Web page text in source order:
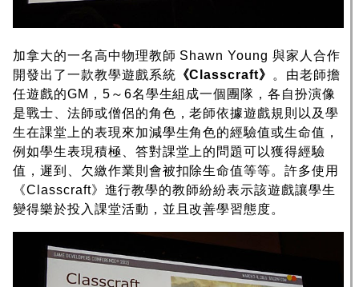
加拿大的一名高中物理教師 Shawn Young 與家人合作
開發出了一款教學遊戲系統 《Classcraft》 。由老師擔
任遊戲的GM，5～6名學生組成一個團隊，各自扮演像
是戰士、法師或僧侶的角色，老師依據遊戲規則以及學
生在課堂上的表現來加減學生角色的經驗值或生命值，
例如學生表現積極、答對課堂上的問題可以獲得經驗
值，遲到、欠繳作業則會被扣除生命值等等。許多使用
《Classcraft》進行教學的教師紛紛表示該遊戲讓學生
變得樂於投入課堂活動，並且改善學習態度。